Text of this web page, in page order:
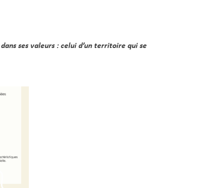
ses valeurs : celui d’un territoire qui se